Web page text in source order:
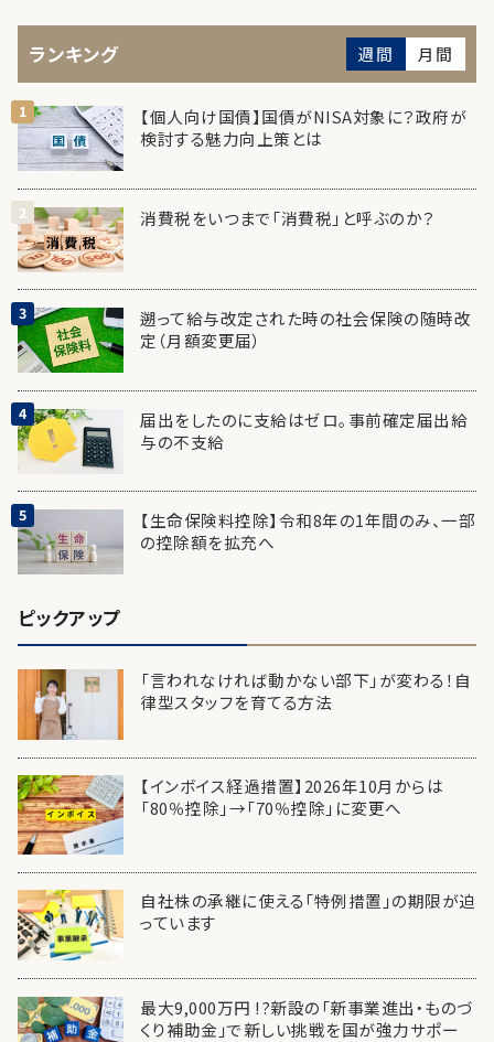
ランキング 週間 月間
【個人向け国債】国債がNISA対象に？政府が
検討する魅力向上策とは
消費税をいつまで「消費税」と呼ぶのか？
遡って給与改定された時の社会保険の随時改
定（月額変更届）
届出をしたのに支給はゼロ。事前確定届出給
与の不支給
【生命保険料控除】令和8年の1年間のみ、一部
の控除額を拡充へ
ピックアップ
「言われなければ動かない部下」が変わる！自
律型スタッフを育てる方法
【インボイス経過措置】2026年10月からは
「80％控除」→「70％控除」に変更へ
自社株の承継に使える「特例措置」の期限が迫
っています
最大9,000万円 !?新設の「新事業進出・ものづ
くり補助金」で新しい挑戦を国が強力サポー